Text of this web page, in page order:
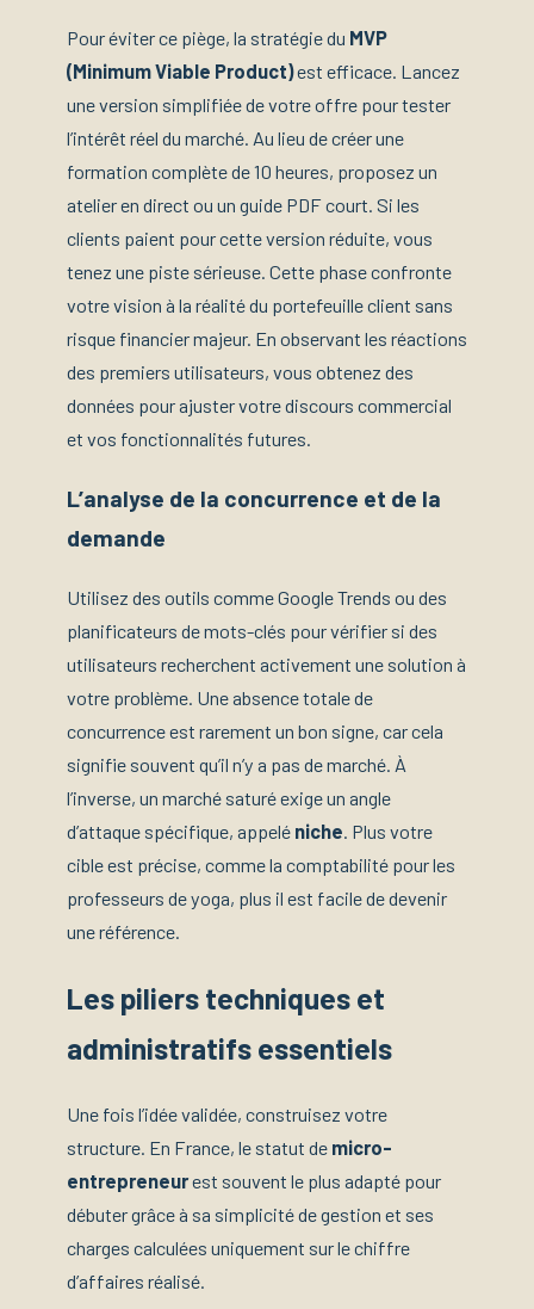
Pour éviter ce piège, la stratégie du MVP
(Minimum Viable Product)est efficace. Lancez
une version simplifiée de votre offre pour tester
l’intérêt réel du marché. Au lieu de créer une
formation complète de 10 heures, proposez un
atelier en direct ou un guide PDF court. Si les
clients paient pour cette version réduite, vous
tenez une piste sérieuse. Cette phase confronte
votre vision à la réalité du portefeuille client sans
risque financier majeur. En observant les réactions
des premiers utilisateurs, vous obtenez des
données pour ajuster votre discours commercial
et vos fonctionnalités futures.
L’analyse de la concurrence et de la
demande
Utilisez des outils comme Google Trends ou des
planificateurs de mots-clés pour vérifier si des
utilisateurs recherchent activement une solution à
votre problème. Une absence totale de
concurrence est rarement un bon signe, car cela
signifie souvent qu’il n’y a pas de marché. À
l’inverse, un marché saturé exige un angle
d’attaque spécifique, appelé niche. Plus votre
cible est précise, comme la comptabilité pour les
professeurs de yoga, plus il est facile de devenir
une référence.
Les piliers techniques et
administratifs essentiels
Une fois l’idée validée, construisez votre
structure. En France, le statut de micro-
entrepreneurest souvent le plus adapté pour
débuter grâce à sa simplicité de gestion et ses
charges calculées uniquement sur le chiffre
d’affaires réalisé.